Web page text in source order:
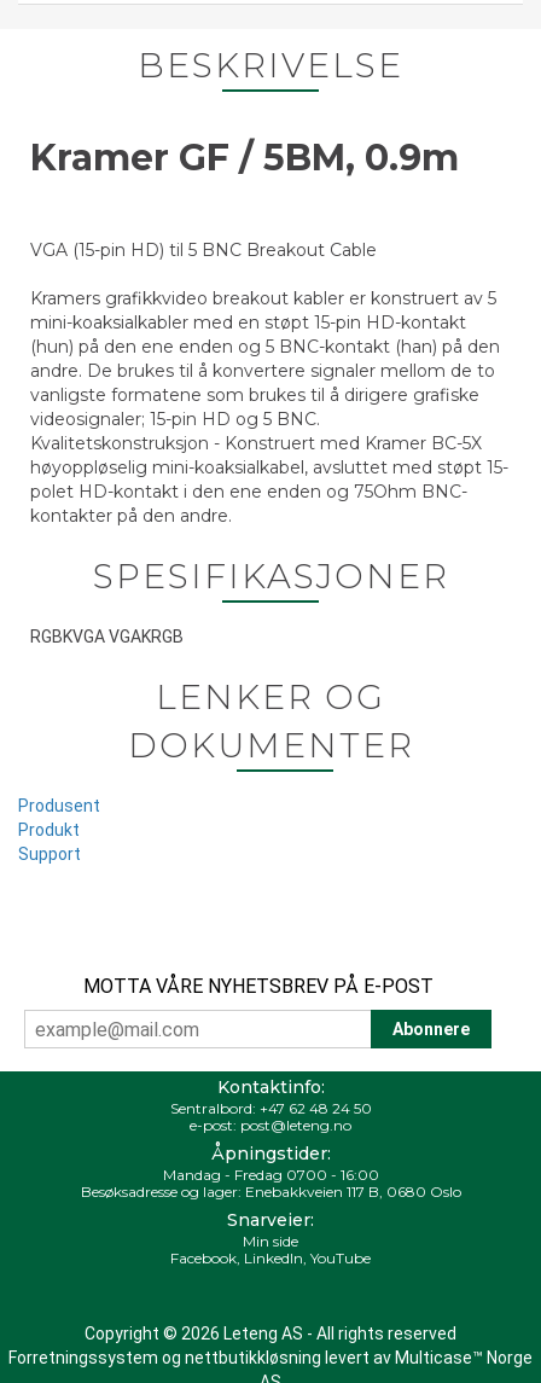
BESKRIVELSE
Kramer GF / 5BM, 0.9m
VGA (15-pin HD) til 5 BNC Breakout Cable
Kramers grafikkvideo breakout kabler er konstruert av 5
mini-koaksialkabler med en støpt 15-pin HD-kontakt
(hun) på den ene enden og 5 BNC-kontakt (han) på den
andre. De brukes til å konvertere signaler mellom de to
vanligste formatene som brukes til å dirigere grafiske
videosignaler; 15-pin HD og 5 BNC.
Kvalitetskonstruksjon - Konstruert med Kramer BC-5X
høyoppløselig mini-koaksialkabel, avsluttet med støpt 15-
polet HD-kontakt i den ene enden og 75Ohm BNC-
kontakter på den andre.
SPESIFIKASJONER
RGBKVGA VGAKRGB
LENKER OG
DOKUMENTER
Produsent
Produkt
Support
MOTTA VÅRE NYHETSBREV PÅ E-POST
Kontaktinfo:
Sentralbord: +47 62 48 24 50
e-post: post@leteng.no
Åpningstider:
Mandag - Fredag 0700 - 16:00
Besøksadresse og lager: Enebakkveien 117 B, 0680 Oslo
Snarveier:
Min side
Facebook, LinkedIn, YouTube
Copyright © 2026 Leteng AS - All rights reserved
Forretningssystem og nettbutikkløsning levert av Multicase™ Norge